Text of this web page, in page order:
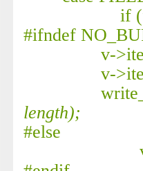
if (field-
#ifndef
v-
v-
length);
#else
v-